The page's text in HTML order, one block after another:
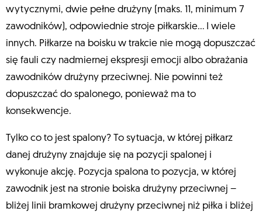
wytycznymi, dwie pełne drużyny (maks. 11, minimum 7
zawodników), odpowiednie stroje piłkarskie… I wiele
innych. Piłkarze na boisku w trakcie nie mogą dopuszczać
się fauli czy nadmiernej ekspresji emocji albo obrażania
zawodników drużyny przeciwnej. Nie powinni też
dopuszczać do spalonego, ponieważ ma to
konsekwencje.
Tylko co to jest spalony? To sytuacja, w której piłkarz
danej drużyny znajduje się na pozycji spalonej i
wykonuje akcję. Pozycja spalona to pozycja, w której
zawodnik jest na stronie boiska drużyny przeciwnej –
bliżej linii bramkowej drużyny przeciwnej niż piłka i bliżej